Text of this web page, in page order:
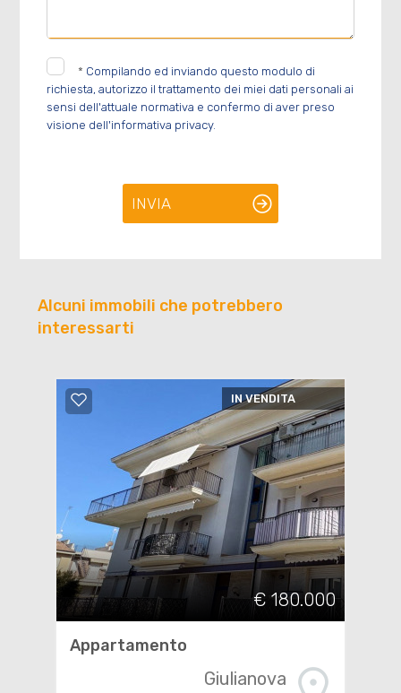
* Compilando ed inviando questo modulo di
richiesta, autorizzo il trattamento dei miei dati personali ai
sensi dell'attuale normativa e confermo di aver preso
visione dell'informativa privacy.
INVIA
Alcuni immobili che potrebbero
interessarti
IN VENDITA
€ 180.000
Appartamento
Giulianova